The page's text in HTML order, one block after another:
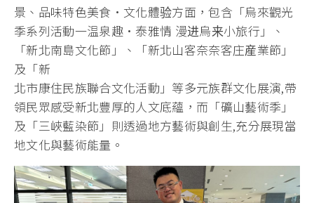
景、品味特色美食·文化體验方面，包含「烏來觀光
季系列活動一温泉趣·泰雅情 漫进烏来小旅行」、
「新北南島文化節」、「新北山客奈奈客庄産業節」
及「新
北市康住民族聯合文化活動」等多元族群文化展演,帶
領民眾感受新北豐厚的人文底蘊，而「礦山藝術季」
及「三峽藍染節」則透過地方藝術與創生,充分展現當
地文化與藝術能量。